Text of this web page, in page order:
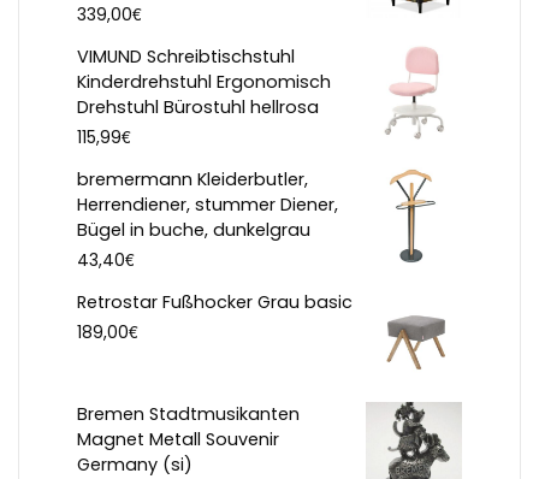
339,00€
VIMUND Schreibtischstuhl
Kinderdrehstuhl Ergonomisch
Drehstuhl Bürostuhl hellrosa
115,99€
bremermann Kleiderbutler,
Herrendiener, stummer Diener,
Bügel in buche, dunkelgrau
43,40€
Retrostar Fußhocker Grau basic
189,00€
Bremen Stadtmusikanten
Magnet Metall Souvenir
Germany (si)